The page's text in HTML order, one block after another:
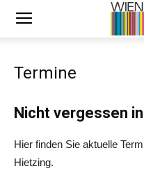
Termine
Nicht vergessen
Hier finden Sie aktuelle
Hietzing.